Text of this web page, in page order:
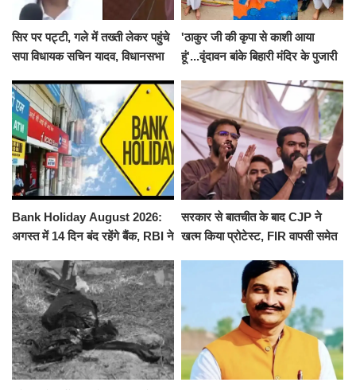
सिर पर पट्टी, गले में तख्ती लेकर पहुंचे
सपा विधायक सचिन यादव, विधानसभा
निलंबित
'ठाकुर जी की कृपा से काशी आया
हूं'...वृंदावन बांके बिहारी मंदिर के पुजारी
जलाभिषेक
Bank Holiday August 2026:
अगस्त में 14 दिन बंद रहेंगे बैंक, RBI ने
सरकार से बातचीत के बाद CJP ने
खत्म किया प्रोटेस्ट, FIR वापसी समेत